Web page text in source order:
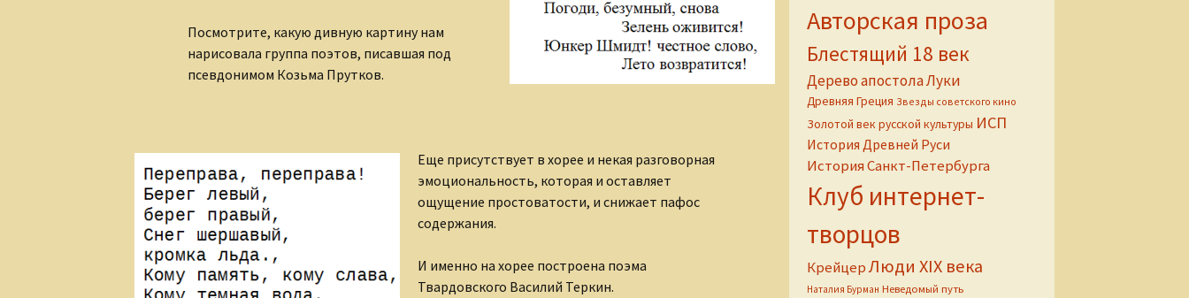
Посмотрите, какую дивную картину нам
нарисовала группа поэтов, писавшая под
псевдонимом Козьма Прутков.
Еще присутствует в хорее и некая разговорная
эмоциональность, которая и оставляет
ощущение простоватости, и снижает пафос
содержания.
И именно на хорее построена поэма
Твардовского Василий Теркин.
Авторская проза
Блестящий 18 век
Дерево апостола Луки
Древняя Греция Звезды советского кино
Золотой век русской культуры ИСП
История Древней Руси
История Санкт-Петербурга
Клуб интернет-
творцов
КрейцерЛюди XIX века
Наталия Бурман Неведомый путь